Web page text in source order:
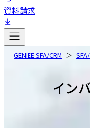
資料請求
GENIEE SFA/CRM
イン